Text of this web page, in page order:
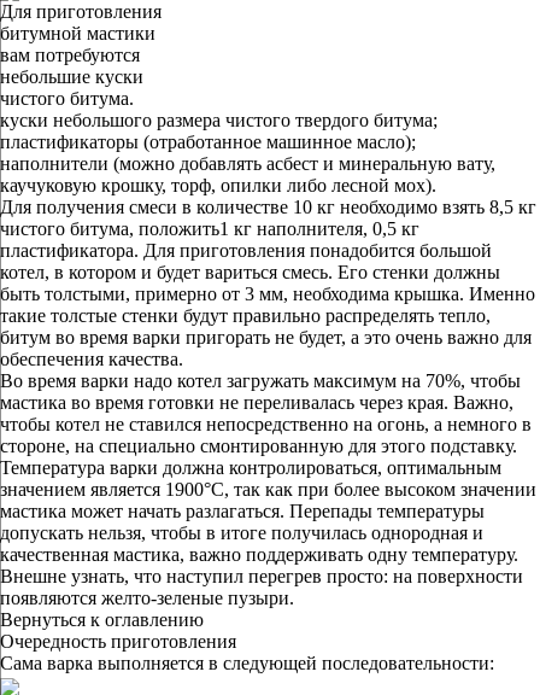
Для приготовления
битумной мастики
вам потребуются
небольшие куски
чистого битума.
куски небольшого размера чистого твердого битума;
пластификаторы (отработанное машинное масло);
наполнители (можно добавлять асбест и минеральную вату,
каучуковую крошку, торф, опилки либо лесной мох).
Для получения смеси в количестве 10 кг необходимо взять 8,5 кг
чистого битума, положить1 кг наполнителя, 0,5 кг
пластификатора. Для приготовления понадобится большой
котел, в котором и будет вариться смесь. Его стенки должны
быть толстыми, примерно от 3 мм, необходима крышка. Именно
такие толстые стенки будут правильно распределять тепло,
битум во время варки пригорать не будет, а это очень важно для
обеспечения качества.
Во время варки надо котел загружать максимум на 70%, чтобы
мастика во время готовки не переливалась через края. Важно,
чтобы котел не ставился непосредственно на огонь, а немного в
стороне, на специально смонтированную для этого подставку.
Температура варки должна контролироваться, оптимальным
значением является 1900°C, так как при более высоком значении
мастика может начать разлагаться. Перепады температуры
допускать нельзя, чтобы в итоге получилась однородная и
качественная мастика, важно поддерживать одну температуру.
Внешне узнать, что наступил перегрев просто: на поверхности
появляются желто-зеленые пузыри.
Вернуться к оглавлению
Очередность приготовления
Сама варка выполняется в следующей последовательности: